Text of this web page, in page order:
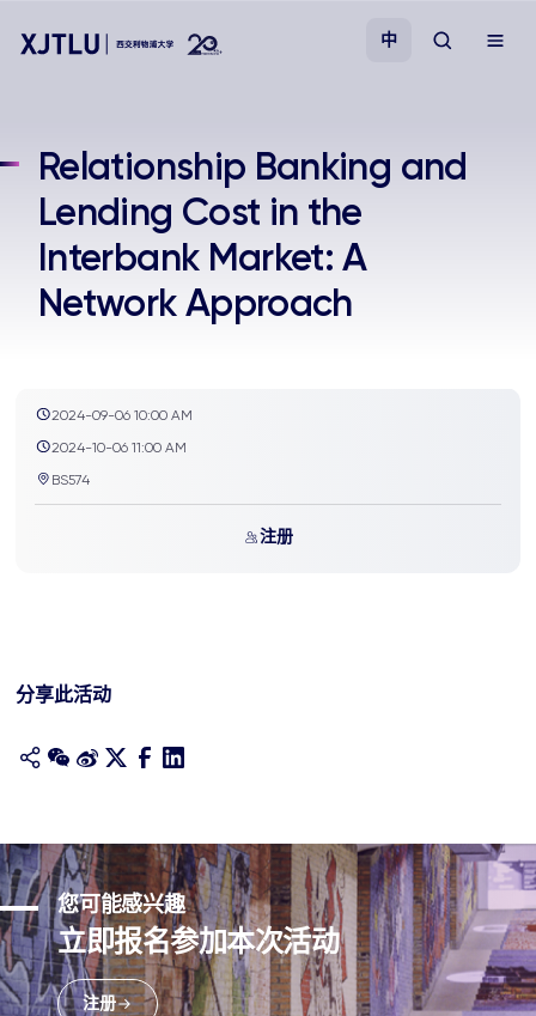
招生
科研
校园生活
关于我们
中
Relationship Banking and
Lending Cost in the
Interbank Market: A
Network Approach
2024-09-06 10:00 AM
2024-10-06 11:00 AM
BS574
注册
分享此活动
您可能感兴趣
立即报名参加本次活动
注册